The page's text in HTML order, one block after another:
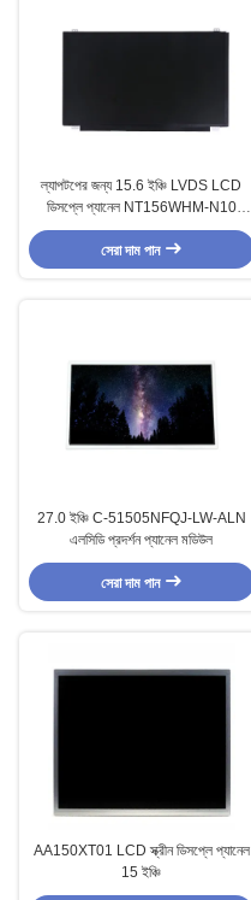
ল্যাপটপের জন্য 15.6 ইঞ্চি LVDS LCD
ডিসপ্লে প্যানেল NT156WHM-N10
60Hz
সেরা দাম পান
27.0 ইঞ্চি C-51505NFQJ-LW-ALN
এলসিডি প্রদর্শন প্যানেল মডিউল
সেরা দাম পান
AA150XT01 LCD স্ক্রীন ডিসপ্লে প্যানেল
15 ইঞ্চি